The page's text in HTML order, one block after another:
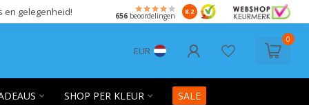
gelegenheid! 656beoordelingen 8.2
EUR
0
SHOP PER KLEUR SALE